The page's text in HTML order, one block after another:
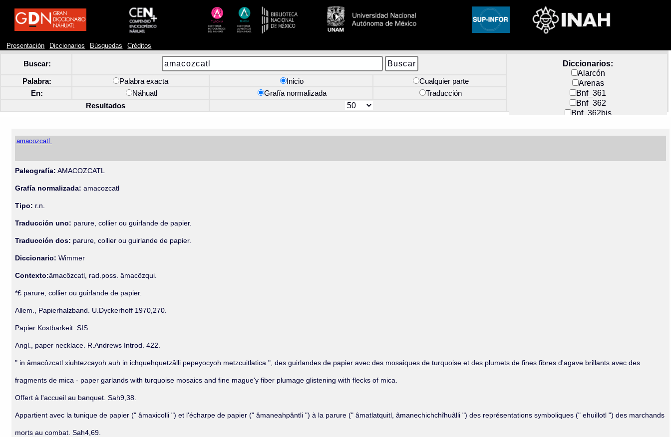
Presentación Diccionarios Búsquedas Créditos
Buscar:
Diccionarios:
Alarcón
Arenas
Bnf_361
Bnf_362
Bnf_362bis
Docs_México
Palabra: Palabra exacta Inicio
Cualquier parte
En:
Náhuatl Grafía normalizada
Traducción
Resultados
amacozcatl
Paleografía: AMACOZCATL
Grafía normalizada: amacozcatl
Tipo: r.n.
Traducción uno: parure, collier ou guirlande de papier.
Traducción dos: parure, collier ou guirlande de papier.
Diccionario:Wimmer
Contexto:âmacôzcatl, rad.poss. âmacôzqui.
*£ parure, collier ou guirlande de papier.
Allem., Papierhalzband. U.Dyckerhoff 1970,270.
Papier Kostbarkeit. SIS.
Angl., paper necklace. R.Andrews Introd. 422.
" in âmacôzcatl xiuhtezcayoh auh in ichquehquetzâlli pepeyocyoh metzcuitlatica ", des guirlandes de papier avec des mosaiques de turquoise et des plumets de fines fibres d'agave brillants avec des
fragments de mica - paper garlands with turquoise mosaics and fine mague'y fiber plumage glistening with flecks of mica.
Offert à l'accueil au banquet. Sah9,38.
Appartient avec la tunique de papier (" âmaxicolli ") et l'écharpe de papier (" âmaneahpântli ") à la parure (" âmatlatquitl, âmanechichchîhuâlli ") des représentations symboliques (" ehuillotl ") des marchands
morts au combat. Sah4,69.